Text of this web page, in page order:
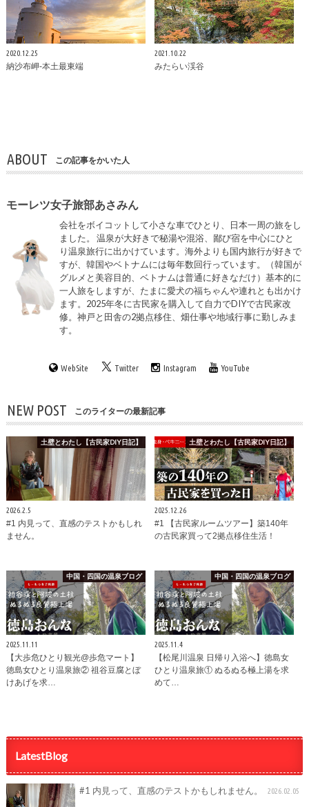
2020.12.25
納沙布岬-本土最東端
2021.10.22
みたらい渓谷
ABOUT この記事をかいた人
モーレツ女子旅部あさみん
会社をボイコットして小さな車でひとり、日本一周の旅をし
ました。 温泉が大好きで秘湯や混浴、鄙び宿を中心にひと
り温泉旅行に出かけています。海外よりも国内旅行が好きで
すが、韓国やベトナムには毎年数回行っています。（韓国が
グルメと美容目的、ベトナムは普通に好きなだけ）基本的に
一人旅をしますが、たまに愛犬の福ちゃんや連れとも出かけ
ます。2025年冬に古民家を購入して自力でDIYで古民家改
修。神戸と田舎の2拠点移住、畑仕事や地域行事に勤しみま
す。
WebSite Twitter Instagram YouTube
NEW POST このライターの最新記事
土壁とわたし【古民家DIY日記】
2026.2.5
#1 内見って、直感のテストかもしれ
ません。
土壁とわたし【古民家DIY日記】
2025.12.26
#1 【古民家ルームツアー】築140年
の古民家買って2拠点移住生活！
中国・四国の温泉ブログ
2025.11.11
【大歩危ひとり観光@歩危マート】
徳島女ひとり温泉旅② 祖谷豆腐とぼ
けあげを求…
中国・四国の温泉ブログ
2025.11.4
【松尾川温泉 日帰り入浴へ】徳島女
ひとり温泉旅① ぬるぬる極上湯を求
めて…
LatestBlog
#1 内見って、直感のテストかもしれません。 2026.02.05